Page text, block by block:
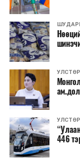
ӨМНӨХ МЭДЭЭ
Улаанбаатарт
Төсөл
богиносож,
алдагдал
тав тухтай,
тогтолцоо бүрдэх
446